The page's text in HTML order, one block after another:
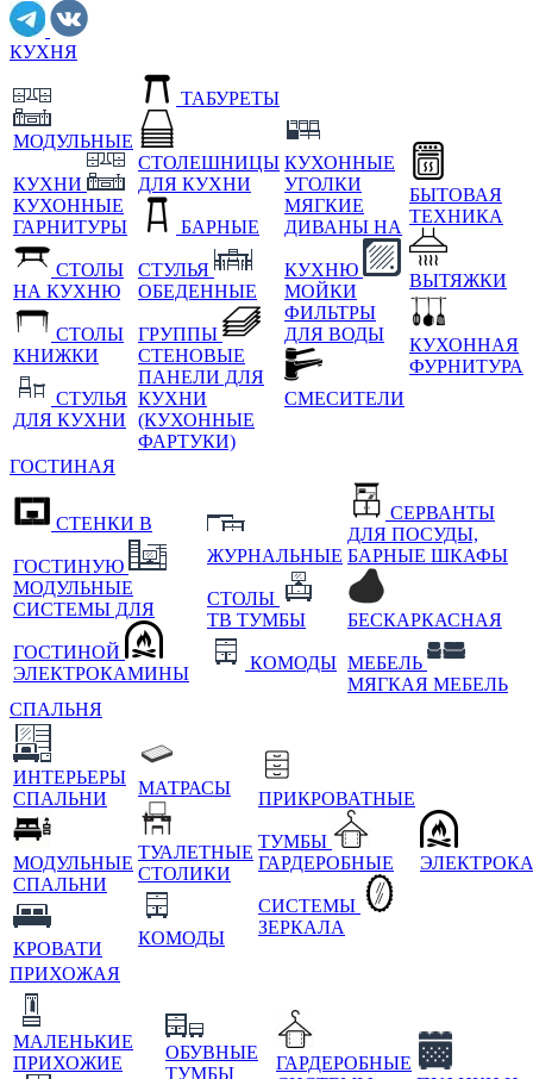
КУХНЯ
МОДУЛЬНЫЕ
КУХНИ
КУХОННЫЕ
ГАРНИТУРЫ
СТОЛЫ
НА КУХНЮ
СТОЛЫ
КНИЖКИ
СТУЛЬЯ
ДЛЯ КУХНИ
ТАБУРЕТЫ
СТОЛЕШНИЦЫ
ДЛЯ КУХНИ
БАРНЫЕ
СТУЛЬЯ
ОБЕДЕННЫЕ
ГРУППЫ
СТЕНОВЫЕ
ПАНЕЛИ ДЛЯ
КУХНИ
(КУХОННЫЕ
ФАРТУКИ)
КУХОННЫЕ
УГОЛКИ
МЯГКИЕ
ДИВАНЫ НА
КУХНЮ
МОЙКИ
ФИЛЬТРЫ
ДЛЯ ВОДЫ
СМЕСИТЕЛИ
БЫТОВАЯ
ТЕХНИКА
ВЫТЯЖКИ
КУХОННАЯ
ФУРНИТУРА
ГОСТИНАЯ
СТЕНКИ В
ГОСТИНУЮ
МОДУЛЬНЫЕ
СИСТЕМЫ ДЛЯ
ГОСТИНОЙ
ЭЛЕКТРОКАМИНЫ
ЖУРНАЛЬНЫЕ
СТОЛЫ
ТВ ТУМБЫ
КОМОДЫ
СЕРВАНТЫ
ДЛЯ ПОСУДЫ,
БАРНЫЕ ШКАФЫ
БЕСКАРКАСНАЯ
МЕБЕЛЬ
МЯГКАЯ МЕБЕЛЬ
СПАЛЬНЯ
ИНТЕРЬЕРЫ
СПАЛЬНИ
МОДУЛЬНЫЕ
СПАЛЬНИ
КРОВАТИ
МАТРАСЫ
ТУАЛЕТНЫЕ
СТОЛИКИ
КОМОДЫ
ПРИКРОВАТНЫЕ
ТУМБЫ
ГАРДЕРОБНЫЕ
СИСТЕМЫ
ЗЕРКАЛА
ПРИХОЖАЯ
МАЛЕНЬКИЕ
ПРИХОЖИЕ
ОБУВНЫЕ
ТУМБЫ
ГАРДЕРОБНЫЕ